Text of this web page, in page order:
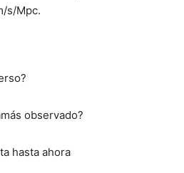
s/Mpc.
observado?
hasta ahora